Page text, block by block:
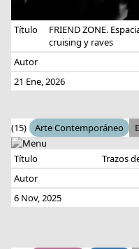
Título
FRIEND ZONE.
cruising y raves
Autor
21 Ene, 2026
(15) Arte Contemporáneo
Título
Trazos
Autor
6 Nov, 2025